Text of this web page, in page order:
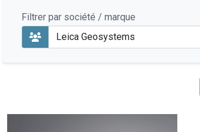
Filtrer par société / marque